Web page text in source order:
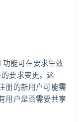
能可在要求生效
要求变更。这
册的新用户可能需
用户是否需要共享